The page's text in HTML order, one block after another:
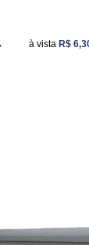
à vista R$